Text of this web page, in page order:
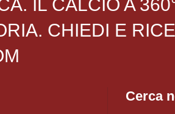
IL CALCIO A
CHIEDI E
Cerca